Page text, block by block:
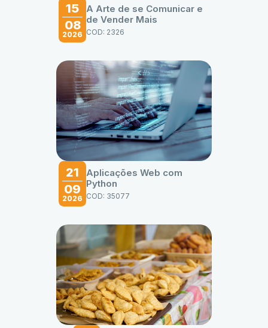
15
08
2026
A Arte de se Comunicar e
de Vender Mais
COD: 2326
21
09
2026
Aplicações Web com
Python
COD: 35077